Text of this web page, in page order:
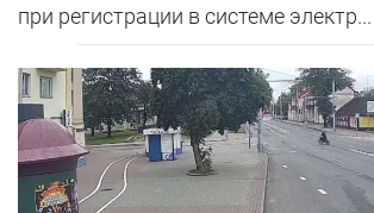
при регистрации в системе электр...